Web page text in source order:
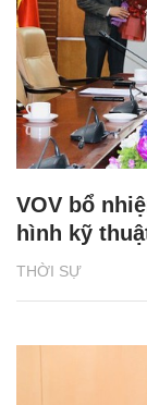
THỜI SỰ
VOV bổ
hình kỹ